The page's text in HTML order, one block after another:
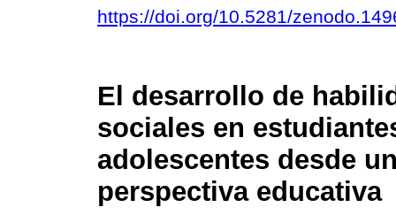
https://doi.org/10.5281/
El desarrollo de
sociales en
adolescentes desde
perspectiva educativa